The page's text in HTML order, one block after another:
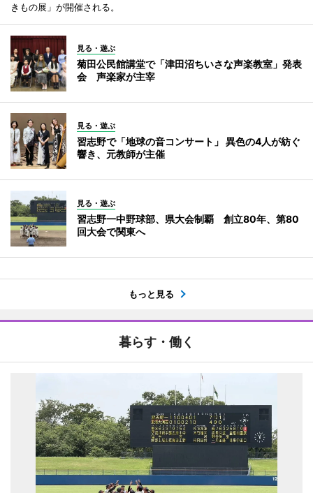
きもの展」が開催される。
見る・遊ぶ
菊田公民館講堂で「津田沼ちいさな声楽教室」発表
会 声楽家が主宰
見る・遊ぶ
習志野で「地球の音コンサート」 異色の4人が紡ぐ
響き、元教師が主催
見る・遊ぶ
習志野一中野球部、県大会制覇 創立80年、第80
回大会で関東へ
もっと見る
暮らす・働く